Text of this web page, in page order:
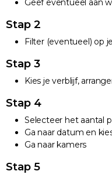
Geef eventueel aan
Stap 2
Filter (eventueel) op
Stap 3
Kies je verblijf,
Stap 4
Selecteer het aantal
Ga naar datum en
Ga naar kamers
Stap 5